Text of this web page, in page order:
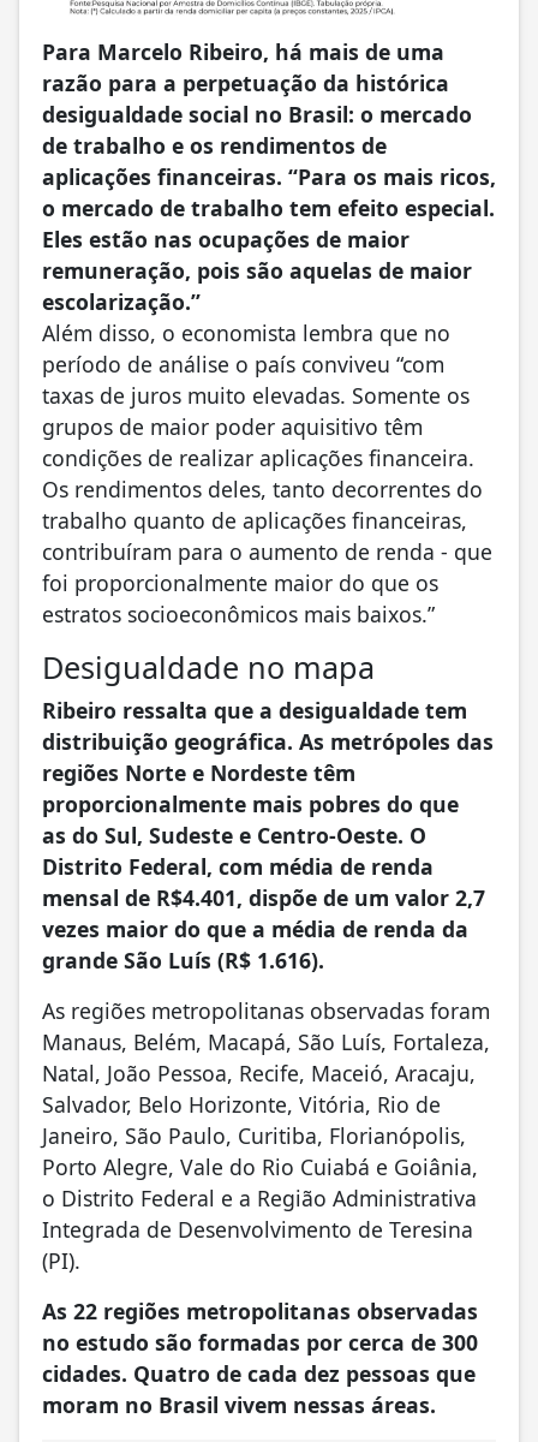
Para Marcelo Ribeiro, há mais de uma
razão para a perpetuação da histórica
desigualdade social no Brasil: o mercado
de trabalho e os rendimentos de
aplicações financeiras. “Para os mais ricos,
o mercado de trabalho tem efeito especial.
Eles estão nas ocupações de maior
remuneração, pois são aquelas de maior
escolarização.”
Além disso, o economista lembra que no
período de análise o país conviveu “com
taxas de juros muito elevadas. Somente os
grupos de maior poder aquisitivo têm
condições de realizar aplicações financeira.
Os rendimentos deles, tanto decorrentes do
trabalho quanto de aplicações financeiras,
contribuíram para o aumento de renda - que
foi proporcionalmente maior do que os
estratos socioeconômicos mais baixos.”
Desigualdade no mapa
Ribeiro ressalta que a desigualdade tem
distribuição geográfica. As metrópoles das
regiões Norte e Nordeste têm
proporcionalmente mais pobres do que
as do Sul, Sudeste e Centro-Oeste. O
Distrito Federal, com média de renda
mensal de R$4.401, dispõe de um valor 2,7
vezes maior do que a média de renda da
grande São Luís (R$ 1.616).
As regiões metropolitanas observadas foram
Manaus, Belém, Macapá, São Luís, Fortaleza,
Natal, João Pessoa, Recife, Maceió, Aracaju,
Salvador, Belo Horizonte, Vitória, Rio de
Janeiro, São Paulo, Curitiba, Florianópolis,
Porto Alegre, Vale do Rio Cuiabá e Goiânia,
o Distrito Federal e a Região Administrativa
Integrada de Desenvolvimento de Teresina
(PI).
As 22 regiões metropolitanas observadas
no estudo são formadas por cerca de 300
cidades. Quatro de cada dez pessoas que
moram no Brasil vivem nessas áreas.